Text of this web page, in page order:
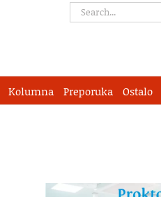
Search
Kolumna Preporuka Ostalo